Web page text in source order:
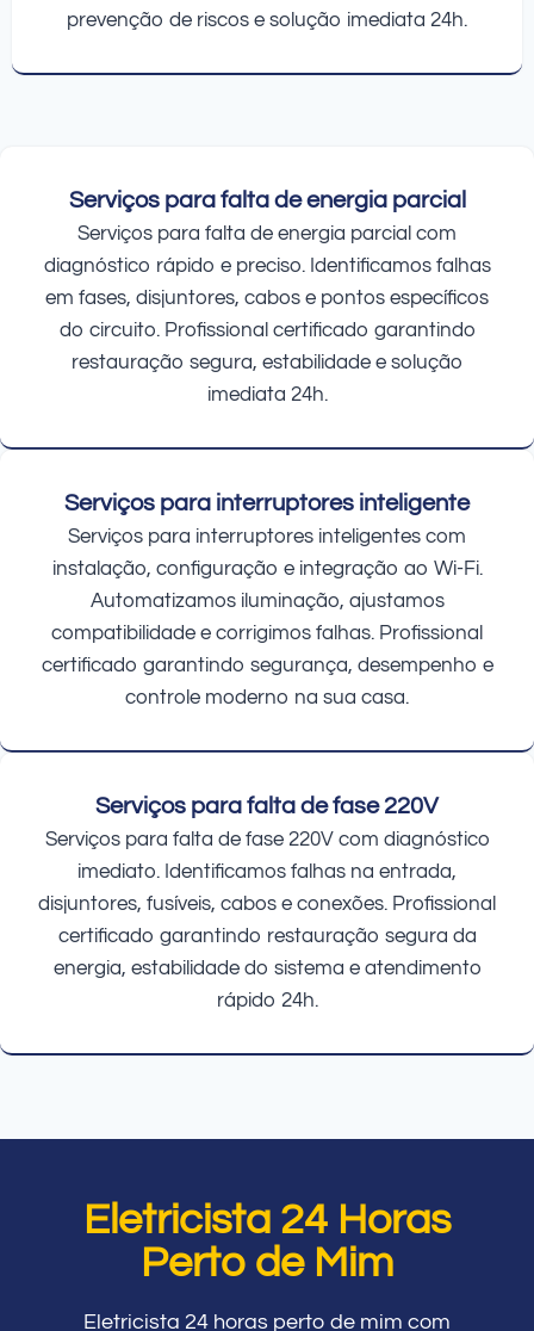
prevenção de riscos e solução imediata 24h.
Serviços para falta de energia parcial
Serviços para falta de energia parcial com
diagnóstico rápido e preciso. Identificamos falhas
em fases, disjuntores, cabos e pontos específicos
do circuito. Profissional certificado garantindo
restauração segura, estabilidade e solução
imediata 24h.
Serviços para interruptores inteligente
Serviços para interruptores inteligentes com
instalação, configuração e integração ao Wi-Fi.
Automatizamos iluminação, ajustamos
compatibilidade e corrigimos falhas. Profissional
certificado garantindo segurança, desempenho e
controle moderno na sua casa.
Serviços para falta de fase 220V
Serviços para falta de fase 220V com diagnóstico
imediato. Identificamos falhas na entrada,
disjuntores, fusíveis, cabos e conexões. Profissional
certificado garantindo restauração segura da
energia, estabilidade do sistema e atendimento
rápido 24h.
Eletricista 24 Horas
Perto de Mim
Eletricista 24 horas perto de mim com